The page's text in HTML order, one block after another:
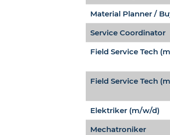
Material Planner /
Service Coordinator
Field Service Tech
Field Service Tech
Elektriker (m/w/d)
Mechatroniker